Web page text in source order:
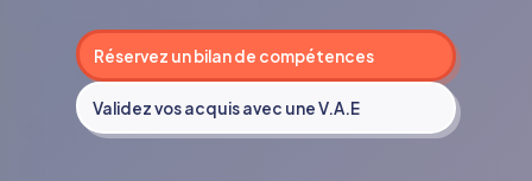
Réservez un bilan de compétences
Validez vos acquis avec une V.A.E